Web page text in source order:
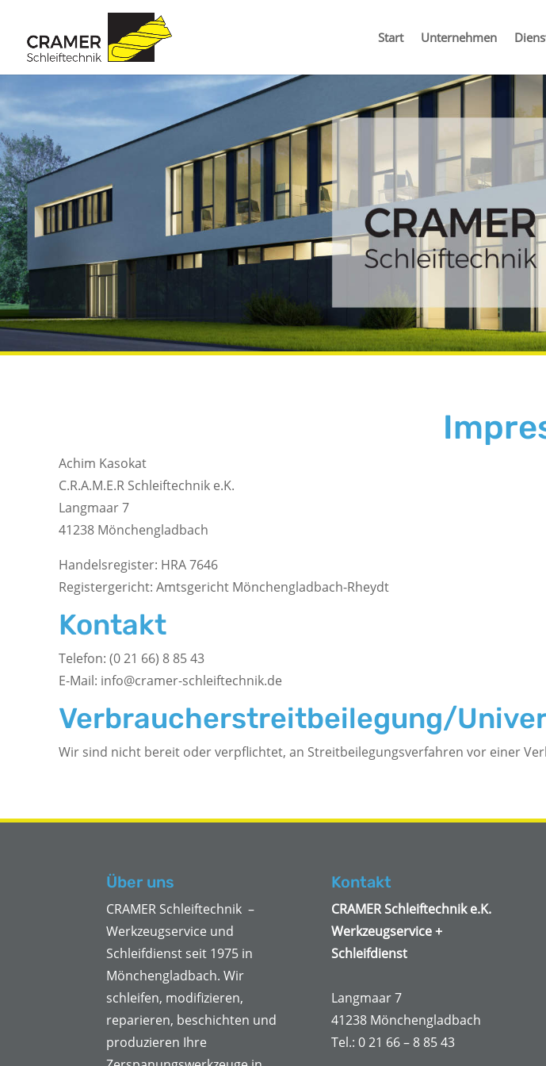
Start Unternehmen
Achim Kasokat
C.R.A.M.E.R Schleiftechnik e.K.
Langmaar 7
41238 Mönchengladbach
Handelsregister: HRA 7646
Registergericht: Amtsgericht Mönchengladbach-Rheydt
Kontakt
Telefon: (0 21 66) 8 85 43
E-Mail: info@cramer-schleiftechnik.de
Verbraucher­streit­beilegung/
Wir sind nicht bereit oder verpflichtet, an Streitbeilegungsverfahren vor einer
Über uns
CRAMER Schleiftechnik –
Werkzeugservice und
Schleifdienst seit 1975 in
Mönchengladbach. Wir
schleifen, modifizieren,
reparieren, beschichten und
produzieren Ihre
Kontakt
CRAMER Schleiftechnik e.K.
Werkzeugservice +
Schleifdienst
Langmaar 7
41238 Mönchengladbach
Tel.: 0 21 66 – 8 85 43